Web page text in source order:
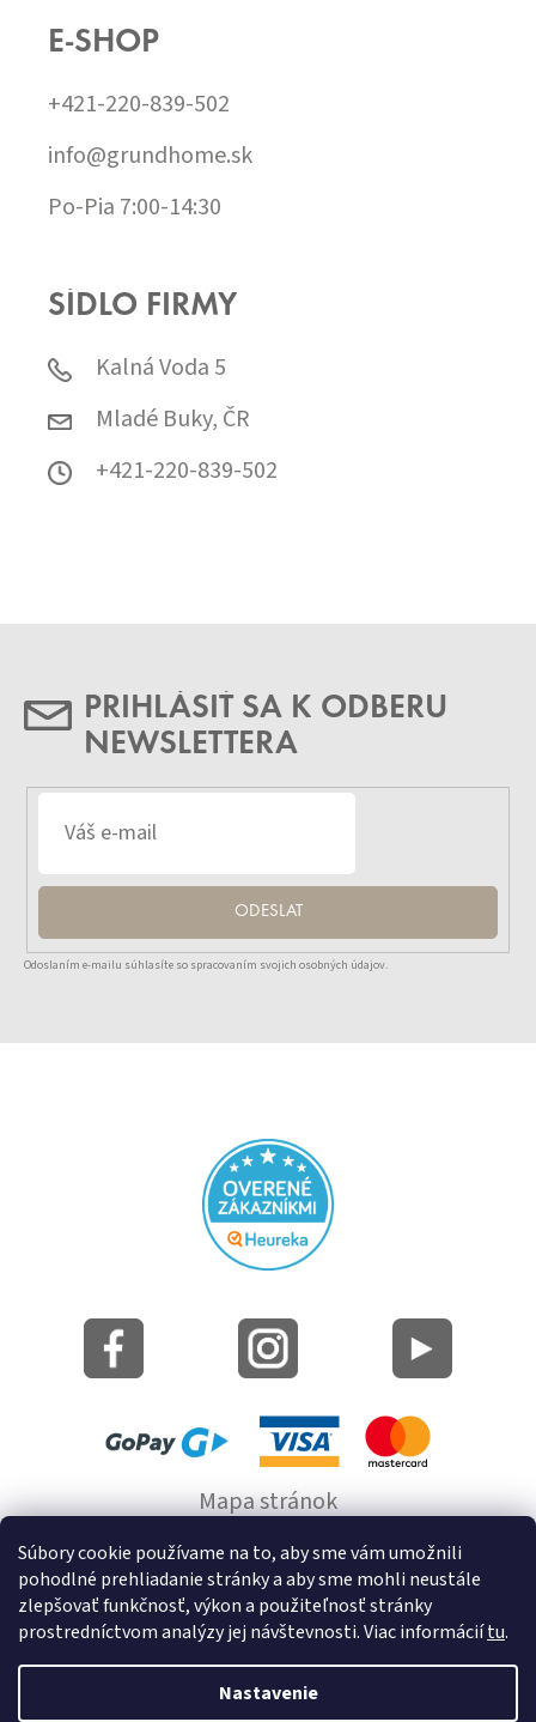
Súbory cookie používame na to, aby sme vám umožnili
pohodlné prehliadanie stránky a aby sme mohli neustále
zlepšovať funkčnosť, výkon a použiteľnosť stránky
prostredníctvom analýzy jej návštevnosti. Viac informáciítu.
Nastavenie
E-SHOP
+421-220-839-502
info@grundhome.sk
Po-Pia 7:00-14:30
SÍDLO FIRMY
Kalná Voda 5
Mladé Buky, ČR
+421-220-839-502
PRIHLÁSIŤ SA K ODBERU
NEWSLETTERA
ODESLAT
Odoslaním e-mailu súhlasíte so spracovaním svojich osobných údajov.
Mapa stránok
Informácie o cookie
© 2022 GRUND a.s.